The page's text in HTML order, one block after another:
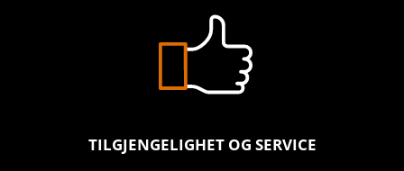
TILGJENGELIGHET OG SERVICE